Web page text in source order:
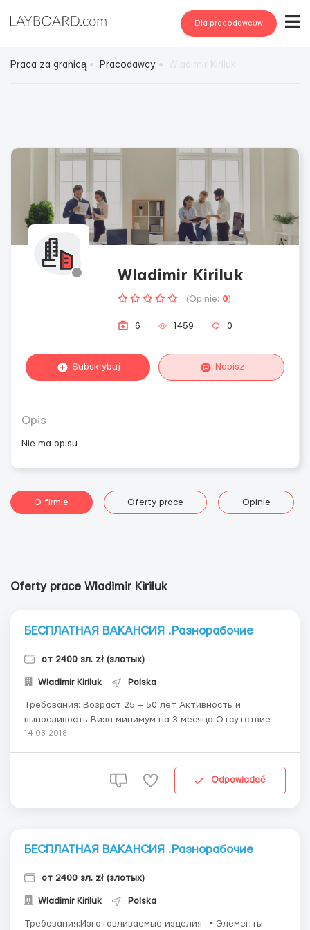
Dla pracodawców
Praca za granicą Pracodawcy
Wladimir Kiriluk
(Opinie: 0)
6 1459 0
Subskrybuj Napisz
Opis
Nie ma opisu
O firmie Oferty prace Opinie
Oferty prace Wladimir Kiriluk
БЕСПЛАТНАЯ ВАКАНСИЯ .Разнорабочие
от 2400 зл. zł (злотых)
Wladimir Kiriluk Polska
Требования: Возраст 25 – 50 лет Активность и
выносливость Виза минимум на 3 месяца Отсутствие
вредных привычек Где работать?Требуются
оформление Бесплатное медицинское ст...
14-08-2018
Odpowiadać
БЕСПЛАТНАЯ ВАКАНСИЯ .Разнорабочие
от 2400 зл. zł (злотых)
Wladimir Kiriluk Polska
Требования:Изготавливаемые изделия : • Элементы